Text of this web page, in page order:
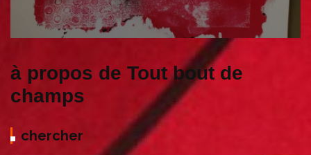
à propos de Tout bout de
champs
chercher